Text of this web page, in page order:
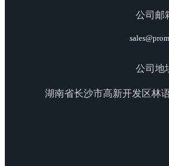
公司邮
公司地
湖南省长沙市高新开发区林